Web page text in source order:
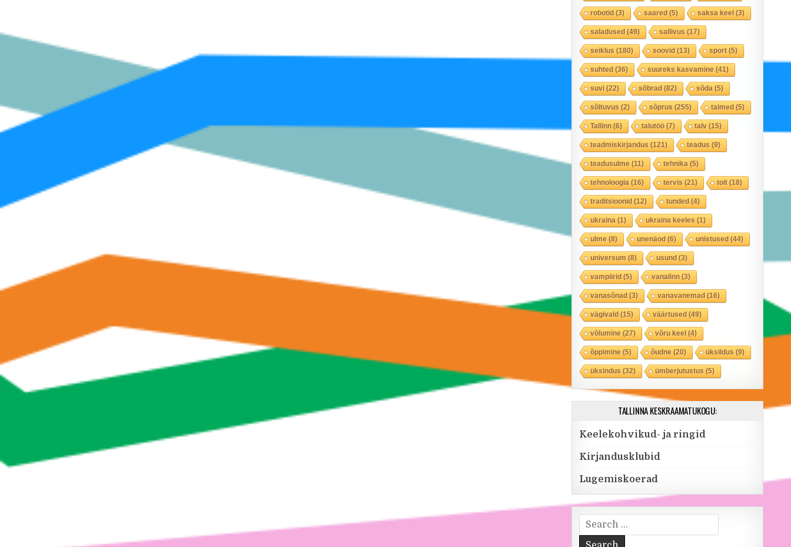
robotid(3) saared(5) saksa keel(3)
saladused(49) sallivus(17)
seiklus(180) soovid(13) sport(5)
suhted(36) suureks kasvamine(41)
suvi(22) sõbrad(82) sõda(5)
sõltuvus(2) sõprus(255) taimed(5)
Tallinn(6) talutöö(7) talv(15)
teadmiskirjandus(121) teadus(9)
teadusulme(11) tehnika(5)
tehnoloogia(16) tervis(21) toit(18)
traditsioonid(12) tunded(4)
ukraina(1) ukraina keeles(1)
ulme(8) unenäod(6) unistused(44)
universum(8) usund(3)
vampiirid(5) vanalinn(3)
vanasõnad(3) vanavanemad(16)
vägivald(15) väärtused(49)
võlumine(27) võru keel(4)
õppimine(5) õudne(20) üksildus(9)
üksindus(32) ümberjutustus(5)
TALLINNA KESKRAAMATUKOGU:
Keelekohvikud- ja ringid
Kirjandusklubid
Lugemiskoerad
Search for: